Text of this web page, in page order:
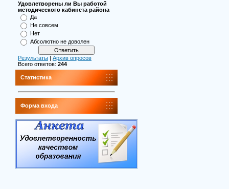
Удовлетворены ли Вы работой
методического кабинета района
Да
Не совсем
Нет
Абсолютно не доволен
Результаты
Архив опросов
Всего ответов: 244
Статистика
Форма входа